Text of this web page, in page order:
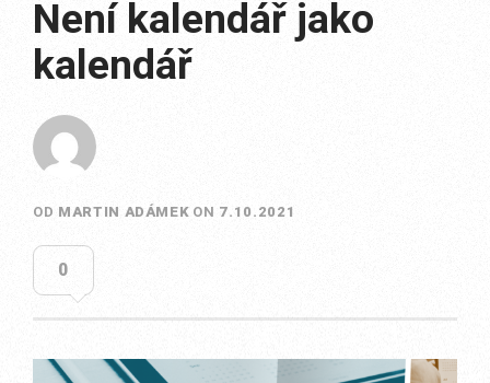
Není kalendář jako
kalendář
OD MARTIN ADÁMEK ON 7.10.2021
0